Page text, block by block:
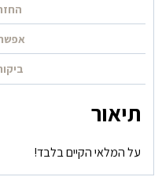
תיאור
על המלאי הקיים בלבד!